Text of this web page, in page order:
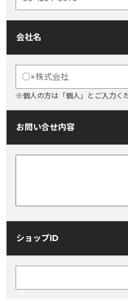
会社名
※個人の方は「個人」とご入力く
お問い合せ内容
ショップID